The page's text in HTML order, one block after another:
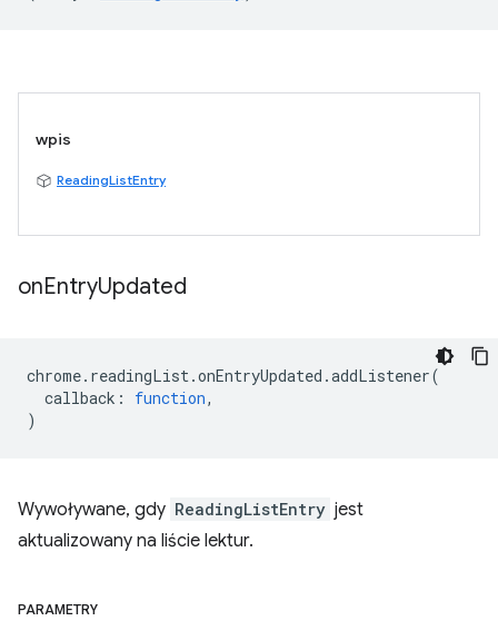
wpis
ReadingListEntry
onEntryUpdated
chrome. readingList .onEntryUpdated .addListener(
callback : function,
)
Wywoływane, gdy ReadingListEntry jest
aktualizowany na liście lektur.
PARAMETRY